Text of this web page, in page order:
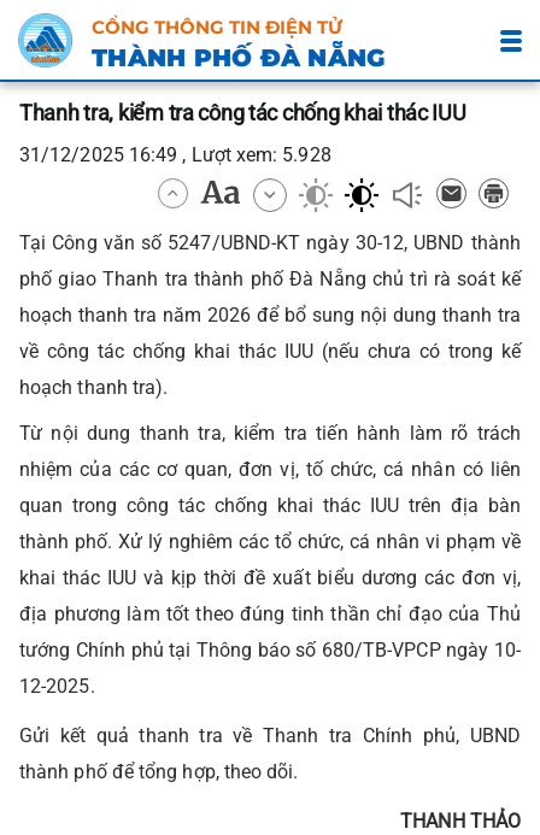
CỔNG THÔNG TIN ĐIỆN TỬ
THÀNH PHỐ ĐÀ NẴNG
Thanh tra, kiểm tra công tác chống khai thác IUU
31/12/2025 16:49 , Lượt xem: 5.928
Tại Công văn số 5247/UBND-KT ngày 30-12, UBND thành
phố giao Thanh tra thành phố Đà Nẵng chủ trì rà soát kế
hoạch thanh tra năm 2026 để bổ sung nội dung thanh tra
về công tác chống khai thác IUU (nếu chưa có trong kế
hoạch thanh tra).
Từ nội dung thanh tra, kiểm tra tiến hành làm rõ trách
nhiệm của các cơ quan, đơn vị, tố chức, cá nhân có liên
quan trong công tác chống khai thác IUU trên địa bàn
thành phố. Xử lý nghiêm các tổ chức, cá nhân vi phạm về
khai thác IUU và kịp thời đề xuất biểu dương các đơn vị,
địa phương làm tốt theo đúng tinh thần chỉ đạo của Thủ
tướng Chính phủ tại Thông báo số 680/TB-VPCP ngày 10-
12-2025.
Gửi kết quả thanh tra về Thanh tra Chính phủ, UBND
thành phố để tổng hợp, theo dõi.
THANH THẢO